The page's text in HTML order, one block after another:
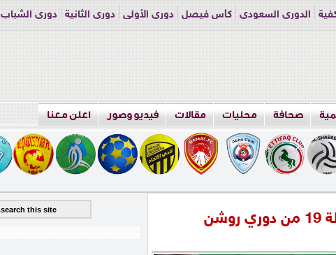
الدوري السعودي كأس فيصل دوري الأولى دوري الثانية
دوري الشباب
صحافة محليات مقالات فيديو وصور اعلن معنا